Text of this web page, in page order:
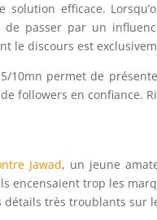
solution efficace.
de passer par un
le discours est
10mn permet de
followers en confiance.
Jawad, un jeune
encensaient trop les
très troublants sur